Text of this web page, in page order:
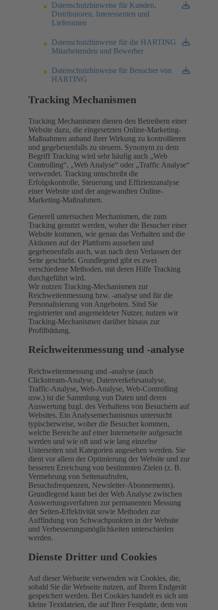
Datenschutzhinweise für Kunden,
Distributoren, Interessenten und
Lieferanten
Datenschutzhinweise für die HARTING
Mitarbeitenden und Bewerber
Datenschutzhinweise für Besucher von
HARTING
Tracking Mechanismen
Tracking Mechanismen dienen den Betreibern einer
Website dazu, die eingesetzten Online-Marketing-
Maßnahmen anhand ihrer Wirkung zu kontrollieren
und gegebenenfalls zu steuern. Synonym zu dem
Begriff Tracking wird sehr häufig auch „Web
Controlling“, „Web Analyse“ oder „Traffic Analyse“
verwendet. Tracking umschreibt die
Erfolgskontrolle, Steuerung und Effizienzanalyse
einer Website und der angewandten Online-
Marketing-Maßnahmen.
Generell untersuchen Mechanismen, die zum
Tracking genutzt werden, woher die Besucher einer
Website kommen, wie genau das Verhalten und die
Aktionen auf der Plattform aussehen und
gegebenenfalls auch, was nach dem Verlassen der
Seite geschieht. Grundlegend gibt es zwei
verschiedene Methoden, mit deren Hilfe Tracking
durchgeführt wird.
Wir nutzen Tracking-Mechanismen zur
Reichweitenmessung bzw. -analyse und für die
Personalisierung von Angeboten. Sind Sie
registrierter und angemeldeter Nutzer, nutzen wir
Tracking-Mechanismen darüber hinaus zur
Profilbildung.
Reichweitenmessung und -analyse
Reichweitenmessung und -analyse (auch
Clickstream-Analyse, Datenverkehrsanalyse,
Traffic-Analyse, Web-Analyse, Web-Controlling
usw.) ist die Sammlung von Daten und deren
Auswertung bzgl. des Verhaltens von Besuchern auf
Websites. Ein Analysemechanismus untersucht
typischerweise, woher die Besucher kommen,
welche Bereiche auf einer Internetseite aufgesucht
werden und wie oft und wie lang einzelne
Unterseiten und Kategorien angesehen werden. Sie
dient vor allem der Optimierung der Website und zur
besseren Erreichung von bestimmten Zielen (z. B.
Vermehrung von Seitenaufrufen,
Besuchsfrequenzen, Newsletter-Abonnements).
Grundlegend kann bei der Web Analyse zwischen
Auswertungsverfahren zur permanenten Messung
der Seiten-Effektivität sowie Methoden zur
Auffindung von Schwachpunkten in der Website
und Verbesserungsmöglichkeiten unterschieden
werden.
Dienste Dritter und Cookies
Auf dieser Webseite verwenden wir Cookies, die,
sobald Sie die Webseite nutzen, auf Ihrem Endgerät
gespeichert werden. Bei Cookies handelt es sich um
kleine Textdateien, die auf Ihrer Festplatte, dem von